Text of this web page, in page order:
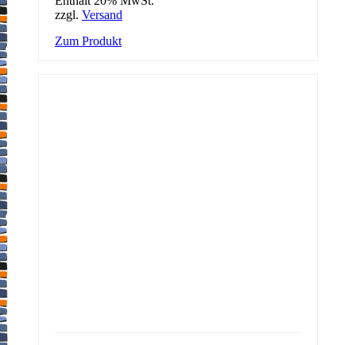
zzgl. Versand
Zum Produkt